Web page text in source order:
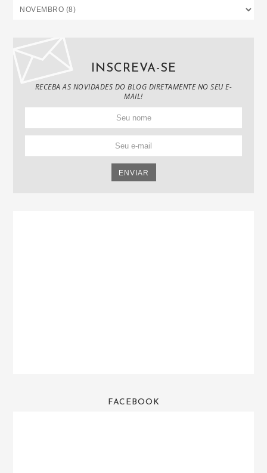
INSCREVA-SE
RECEBA AS NOVIDADES DO BLOG DIRETAMENTE NO SEU E-
MAIL!
FACEBOOK